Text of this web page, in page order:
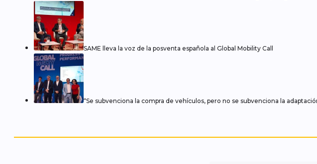
SAME lleva la voz de la posventa española al Global Mobility Call
“Se subvenciona la compra de vehículos, pero no se subvenciona la